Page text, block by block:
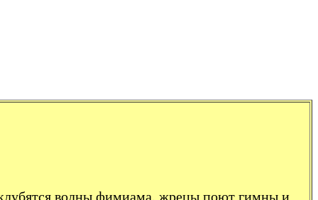
волны фимиа­ма, жрецы поют гимны и